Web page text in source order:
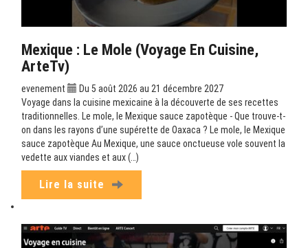
Mexique : Le Mole (Voyage En Cuisine,
ArteTv)
evenement
Du 5 août 2026 au 21 décembre 2027
Voyage dans la cuisine mexicaine à la découverte de ses recettes
traditionnelles. Le mole, le Mexique sauce zapotèque - Que trouve-t-
on dans les rayons d’une supérette de Oaxaca ? Le mole, le Mexique
sauce zapotèque Au Mexique, une sauce onctueuse vole souvent la
vedette aux viandes et aux (…)
Lire la suite